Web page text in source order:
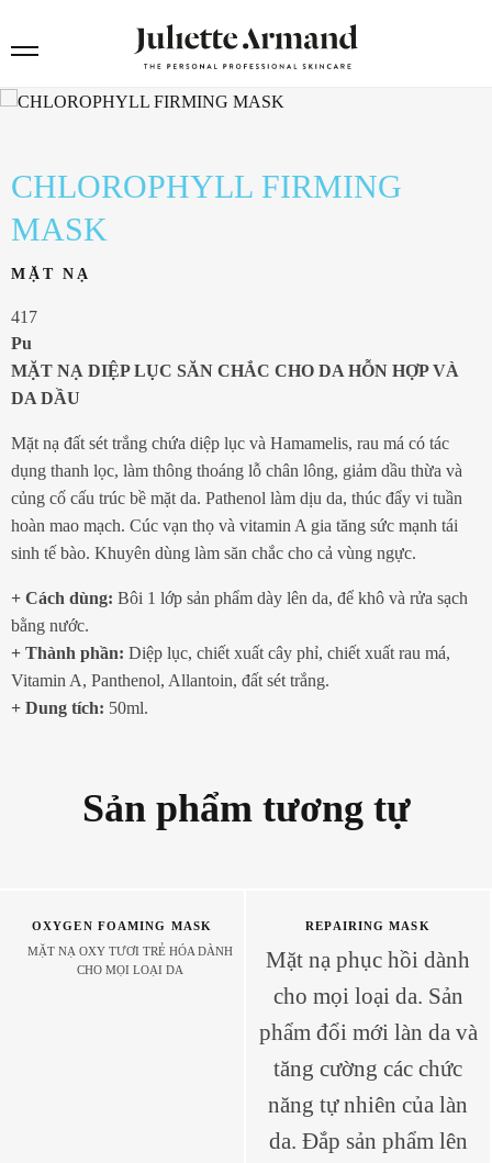
CHLOROPHYLL FIRMING
MASK
MẶT NẠ
417
Pu
MẶT NẠ DIỆP LỤC SĂN CHẮC CHO DA HỖN HỢP VÀ
DA DẦU
Mặt nạ đất sét trắng chứa diệp lục và Hamamelis, rau má có tác
dụng thanh lọc, làm thông thoáng lỗ chân lông, giảm dầu thừa và
củng cố cấu trúc bề mặt da. Pathenol làm dịu da, thúc đẩy vi tuần
hoàn mao mạch. Cúc vạn thọ và vitamin A gia tăng sức mạnh tái
sinh tế bào. Khuyên dùng làm săn chắc cho cả vùng ngực.
+ Cách dùng: Bôi 1 lớp sản phẩm dày lên da, để khô và rửa sạch
bằng nước.
+ Thành phần: Diệp lục, chiết xuất cây phỉ, chiết xuất rau má,
Vitamin A, Panthenol, Allantoin, đất sét trắng.
+ Dung tích: 50ml.
Sản phẩm tương tự
OXYGEN FOAMING MASK
MẶT NẠ OXY TƯƠI TRẺ HÓA DÀNH
CHO MỌI LOẠI DA
REPAIRING MASK
Mặt nạ phục hồi dành
cho mọi loại da. Sản
phẩm đổi mới làn da và
tăng cường các chức
năng tự nhiên của làn
da. Đắp sản phẩm lên